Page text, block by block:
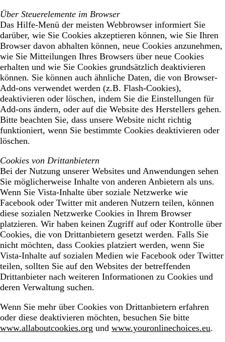
Über Steuerelemente im Browser
Das Hilfe-Menü der meisten Webbrowser informiert Sie
darüber, wie Sie Cookies akzeptieren können, wie Sie Ihren
Browser davon abhalten können, neue Cookies anzunehmen,
wie Sie Mitteilungen Ihres Browsers über neue Cookies
erhalten und wie Sie Cookies grundsätzlich deaktivieren
können. Sie können auch ähnliche Daten, die von Browser-
Add-ons verwendet werden (z.B. Flash-Cookies),
deaktivieren oder löschen, indem Sie die Einstellungen für
Add-ons ändern, oder auf die Website des Herstellers gehen.
Bitte beachten Sie, dass unsere Website nicht richtig
funktioniert, wenn Sie bestimmte Cookies deaktivieren oder
löschen.
Cookies von Drittanbietern
Bei der Nutzung unserer Websites und Anwendungen sehen
Sie möglicherweise Inhalte von anderen Anbietern als uns.
Wenn Sie Vista-Inhalte über soziale Netzwerke wie
Facebook oder Twitter mit anderen Nutzern teilen, können
diese sozialen Netzwerke Cookies in Ihrem Browser
platzieren. Wir haben keinen Zugriff auf oder Kontrolle über
Cookies, die von Drittanbietern gesetzt werden. Falls Sie
nicht möchten, dass Cookies platziert werden, wenn Sie
Vista-Inhalte auf sozialen Medien wie Facebook oder Twitter
teilen, sollten Sie auf den Websites der betreffenden
Drittanbieter nach weiteren Informationen zu Cookies und
deren Verwaltung suchen.
Wenn Sie mehr über Cookies von Drittanbietern erfahren
oder diese deaktivieren möchten, besuchen Sie bitte
www.allaboutcookies.org und www.youronlinechoices.eu.